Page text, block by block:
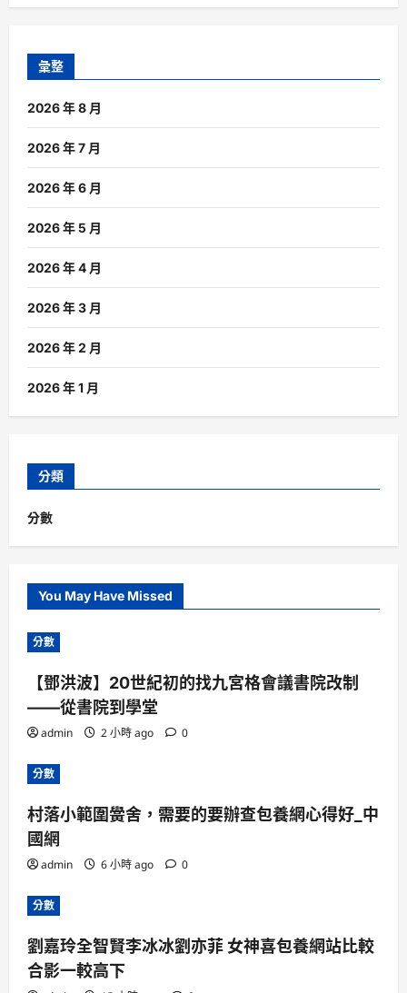
彙整
2026 年 8 月
2026 年 7 月
2026 年 6 月
2026 年 5 月
2026 年 4 月
2026 年 3 月
2026 年 2 月
2026 年 1 月
分類
分數
You May Have Missed
分數
【鄧洪波】20世紀初的找九宮格會議書院改制
——從書院到學堂
admin 2 小時 ago 0
分數
村落小範圍黌舍，需要的要辦查包養網心得好_中
國網
admin 6 小時 ago 0
分數
劉嘉玲全智賢李冰冰劉亦菲 女神喜包養網站比較
合影一較高下